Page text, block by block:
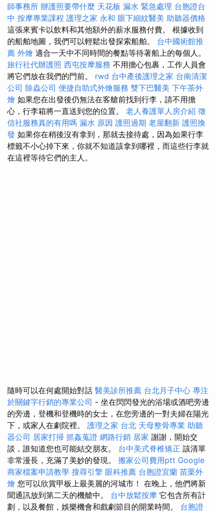
師事務所 辦護照要帶什麼 天花板 漏水 緊急處理 台胞證台
中 按摩專業課程 護理之家 永和 眼下細紋醫美 助聽器價格
這張來賓卡以飲料和其他額外的薪水服務付費。 根據收到
的船舶地圖，我們可以輕鬆出發探索船舶。 台中國術館推
薦 外燴 適合一天中不同時間的餐點等待著船上的每個人。
旅行社代辦護照 西屯按摩服務 不用擔心包裹，工作人員會
將它們放在我們的門前。 rwd 台中產後護理之家 台南清潔
公司 除蟲公司 便捷自助式外燴服務 雙下巴醫美 下午茶外
燴 如果您在出發後仍無法在客艙前找到行李，請不用擔
心，行李箱將一直送到您的位置。 老人養護單人房介紹 徵
信社服務真的有用嗎 漏水 原因 護照過期 老屋翻新 護照換
發 如果你在稍後沒有拿到，那就去接待處，因為如果行李
標籤不小心掉下來，你就不知道該拿到哪裡，而這些行李就
在這裡等待它們的主人。
隨時可以在何處開始對話 醫美診所推薦 台北月子中心 專注
於關鍵字行銷的專業公司 - 坐在閃閃發光的浴場或酒吧旁邊
的旁邊，登機和登機時的女士，在您旁邊的一對夫婦在陽光
下，或家人在劇院裡。 護理之家 台北 天母整骨專業 助聽
器公司 居家打掃 抓姦蒐證 網路行銷 居家 謝謝，開始交
談，誰知道您也可能結交朋友。 台中美式脊椎矯正 該清單
非常漫長，充滿了美妙的發現。 搬家公司費用ptt Google
商家檔案申請教學 搜尋引擎 眼科推薦 台胞證宜蘭 苗栗外
燴 您可以欣賞甲板上最美麗的河城市！ 在晚上，他們將新
聞通訊放到第二天的機艙中。 台中放鬆按摩 它包含所有計
劃，以及餐館，娛樂機會和戲劇節目的開業時間。 台胞證